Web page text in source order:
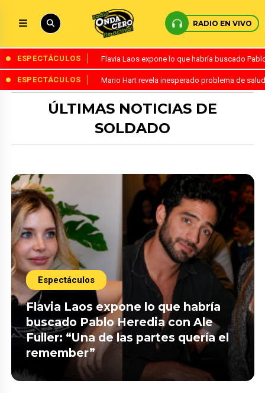
RADIO EN VIVO
ESPECTÁCULOS Flavia Laos expone lo que habría buscado
ESPECTÁCULOS Mario Hart revela inesperado problema de
ÚLTIMAS NOTICIAS DE
SOLDADO
Espectáculos
Flavia Laos expone lo que habría
buscado Pablo Heredia con Ale
Fuller: “Una de las partes quería el
remember”